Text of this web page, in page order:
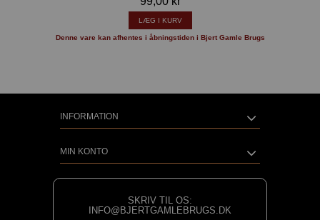
LÆG I KURV
Denne vare kan afhentes i åbningstiden i Bjert Gamle Brugs
INFORMATION
MIN KONTO
SKRIV TIL OS:
INFO@BJERTGAMLEBRUGS.DK